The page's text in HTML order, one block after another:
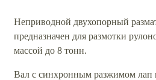
Неприводной двухопорный
предназначен для размотки
массой до 8 тонн.
Вал с синхронным разжимом лап